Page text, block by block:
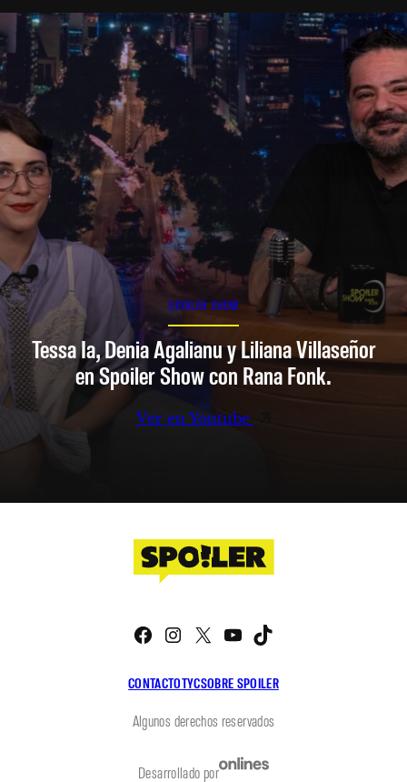
SPOILER SHOW
Tessa Ia, Denia Agalianu y Liliana Villaseñor
en Spoiler Show con Rana Fonk.
Ver en Youtube
CONTACTOTYCSOBRE SPOILER
Facebook
Instagram
X YouTube
Algunos derechos reservados
Desarrollado por